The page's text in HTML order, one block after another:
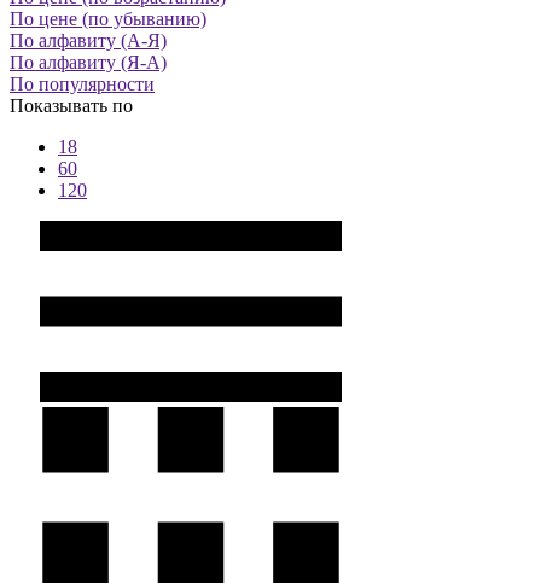
По цене (по убыванию)
По алфавиту (А-Я)
По алфавиту (Я-А)
По популярности
Показывать по
18
60
120